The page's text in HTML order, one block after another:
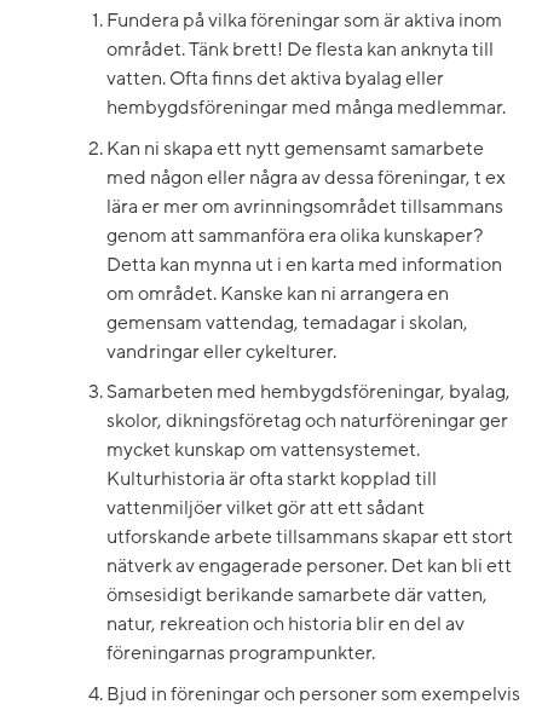
Fundera på vilka föreningar som är aktiva inom
området. Tänk brett! De flesta kan anknyta till
vatten. Ofta finns det aktiva byalag eller
hembygdsföreningar med många medlemmar.
Kan ni skapa ett nytt gemensamt samarbete
med någon eller några av dessa föreningar, t ex
lära er mer om avrinningsområdet tillsammans
genom att sammanföra era olika kunskaper?
Detta kan mynna ut i en karta med information
om området. Kanske kan ni arrangera en
gemensam vattendag, temadagar i skolan,
vandringar eller cykelturer.
Samarbeten med hembygdsföreningar, byalag,
skolor, dikningsföretag och naturföreningar ger
mycket kunskap om vattensystemet.
Kulturhistoria är ofta starkt kopplad till
vattenmiljöer vilket gör att ett sådant
utforskande arbete tillsammans skapar ett stort
nätverk av engagerade personer. Det kan bli ett
ömsesidigt berikande samarbete där vatten,
natur, rekreation och historia blir en del av
föreningarnas programpunkter.
Bjud in föreningar och personer som exempelvis